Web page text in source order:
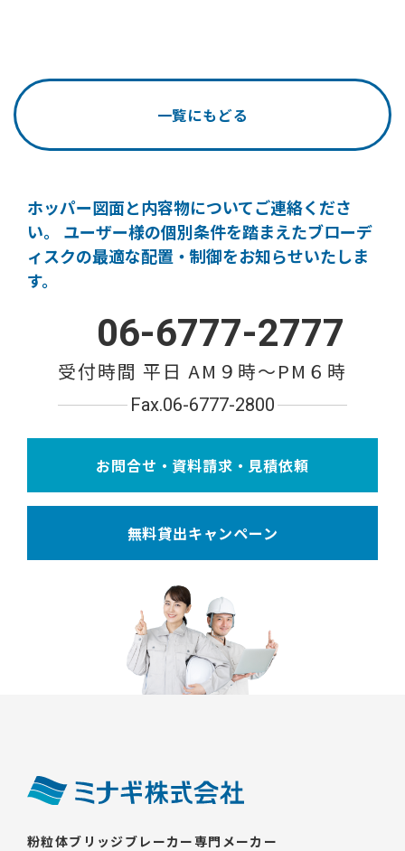
一覧にもどる
ホッパー図面と内容物についてご連絡くださ
い。
ユーザー様の個別条件を踏まえたブローデ
ィスクの最適な配置・制御をお知らせいたしま
す。
06-6777-2777
受付時間 平日 AM９時〜PM６時
Fax.06-6777-2800
お問合せ・資料請求・見積依頼
無料貸出キャンペーン
粉粒体ブリッジブレーカー専門メーカー